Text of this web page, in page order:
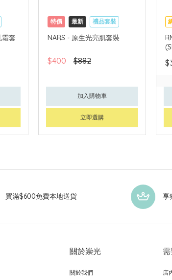
送
霜套
特價 最新
禮品套裝
網購店取
可中國內地配送
NARS - 原生光亮肌套裝
$400 $882
加入購物車
立即選購
買滿$600免費本地送貨 享
關於崇光
關於我們 店